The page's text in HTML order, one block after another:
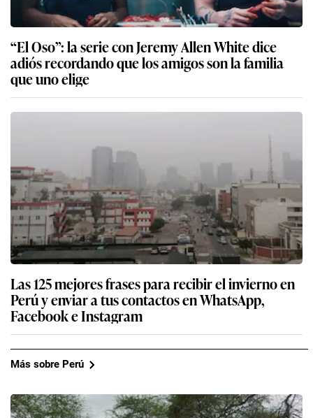
“El Oso”: la serie con Jeremy Allen White dice
adiós recordando que los amigos son la familia
que uno elige
Las 125 mejores frases para recibir el invierno en
Perú y enviar a tus contactos en WhatsApp,
Facebook e Instagram
Más sobre Perú